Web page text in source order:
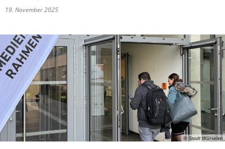
19. November 2025
© Stadt Würselen